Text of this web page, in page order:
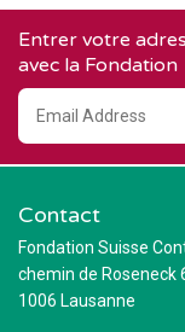
Entrer votre
avec la Fondation
Contact
Fondation Suisse
chemin de Roseneck
1006 Lausanne